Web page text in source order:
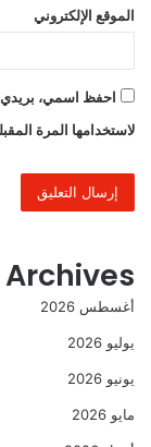
الموقع الإلكتروني
احفظ اسمي، بريدي
لاستخدامها المرة
Archives
أغسطس 2026
يوليو 2026
يونيو 2026
مايو 2026